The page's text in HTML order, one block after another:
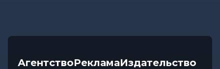
АгентствоРекламаИздательство